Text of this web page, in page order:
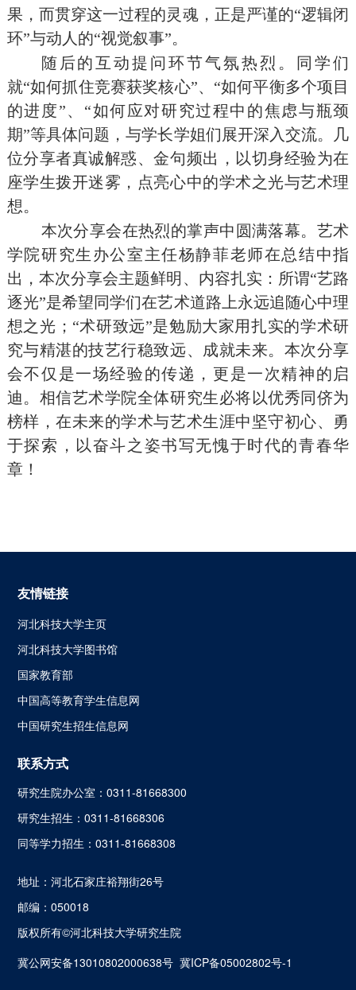
果，而贯穿这一过程的灵魂，正是严谨的“逻辑闭
环”与动人的“视觉叙事”。
随后的互动提问环节气氛热烈。同学们
就“如何抓住竞赛获奖核心”、“如何平衡多个项目
的进度”、“如何应对研究过程中的焦虑与瓶颈
期”等具体问题，与学长学姐们展开深入交流。几
位分享者真诚解惑、金句频出，以切身经验为在
座学生拨开迷雾，点亮心中的学术之光与艺术理
想。
本次分享会在热烈的掌声中圆满落幕。艺术
学院研究生办公室主任杨静菲老师在总结中指
出，本次分享会主题鲜明、内容扎实：所谓“艺路
逐光”是希望同学们在艺术道路上永远追随心中理
想之光；“术研致远”是勉励大家用扎实的学术研
究与精湛的技艺行稳致远、成就未来。本次分享
会不仅是一场经验的传递，更是一次精神的启
迪。相信艺术学院全体研究生必将以优秀同侪为
榜样，在未来的学术与艺术生涯中坚守初心、勇
于探索，以奋斗之姿书写无愧于时代的青春华
章！
友情链接
河北科技大学主页
河北科技大学图书馆
国家教育部
中国高等教育学生信息网
中国研究生招生信息网
联系方式
研究生院办公室：0311-81668300
研究生招生：0311-81668306
同等学力招生：0311-81668308
地址：河北石家庄裕翔街26号
邮编：050018
版权所有©河北科技大学研究生院
冀公网安备13010802000638号 冀ICP备05002802号-1